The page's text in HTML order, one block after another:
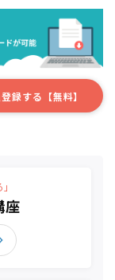
録する【無料】
座